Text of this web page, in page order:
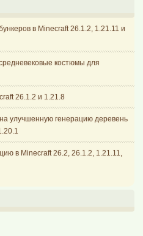
в Minecraft 26.1.2, 1.21.11 и
костюмы для
26.1.2 и 1.21.8
улучшенную генерацию деревень
в Minecraft 26.2, 26.1.2, 1.21.11,